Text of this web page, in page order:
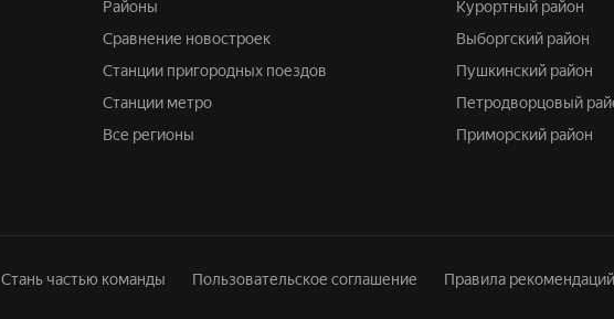
Районы
Сравнение новостроек
Станции пригородных поездов
Станции метро
Все регионы
Курортный район
Выборгский район
Пушкинский район
Петродворцовый
Приморский район
Стань частью команды Пользовательское соглашение Правила рекомендаций